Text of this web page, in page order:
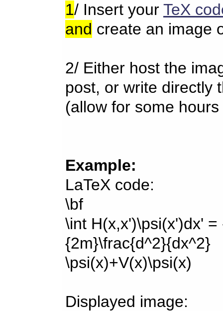
1/ Insert your TeX
and create an image
2/ Either host the
post, or write directly
(allow for some
Example:
LaTeX code:
\bf
\int H(x,x')\psi(x')dx'
{2m}\frac{d^2}{dx^2}
\psi(x)+V(x)\psi(x)
Displayed image: